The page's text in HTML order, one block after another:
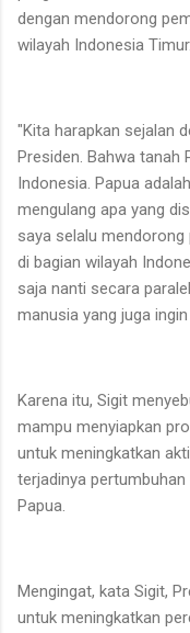
dengan mendorong
wilayah Indonesia Timur.
"Kita harapkan sejalan
Presiden. Bahwa tanah
Indonesia. Papua
mengulang apa yang
saya selalu
di bagian wilayah
saja nanti secara
manusia yang juga
Karena itu, Sigit
mampu menyiapkan
untuk meningkatkan
terjadinya
Papua.
Mengingat, kata Sigit,
untuk meningkatkan